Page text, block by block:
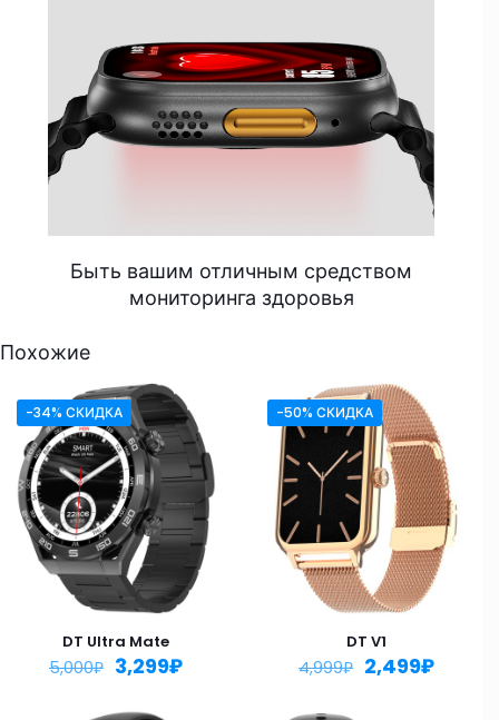
Быть вашим отличным средством
мониторинга здоровья
Похожие
-34% СКИДКА
DT Ultra Mate
5,000₽ 3,299₽
-50% СКИДКА
DT V1
4,999₽ 2,499₽